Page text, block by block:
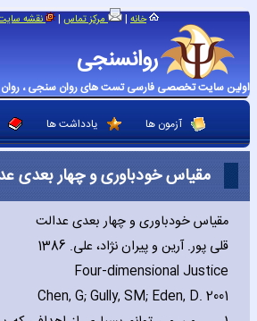
روانسنجی
اولین سایت تخصصی فارسی تست های روان سنجی ،
خانه | مرکز تماس | نقشه
آزمون ها یادداشت ها
مقیاس خودباوری و چهار بعدی
مقیاس خودباوری و چهار بعدی عدالت
قلی پور. آرین و پیران نژاد، علی. 1386
Four-dimensional Justice
Chen‚ G; Gully‚ SM; Eden‚ D. 2001